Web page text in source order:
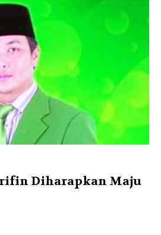
Diharapkan Maju